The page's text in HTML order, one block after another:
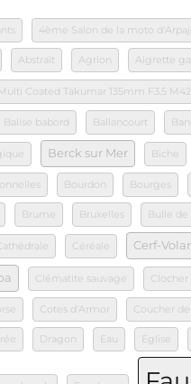
4ème Salon de la moto
Abstrait Agrion Aigrette
Coated Takumar 135mm F3.5 M42
Balise babord Ballancourt
Berck sur Mer Biche
Bourdon Bourges
Brume Bruxelles Bulle de
Céréale Cerf-
Clématite sauvage Clocher
Cotes d'Armor Coucher de
Dragon Eau Eglise